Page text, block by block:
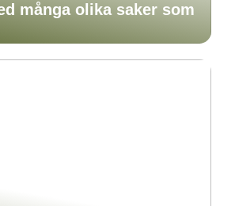
många olika saker som